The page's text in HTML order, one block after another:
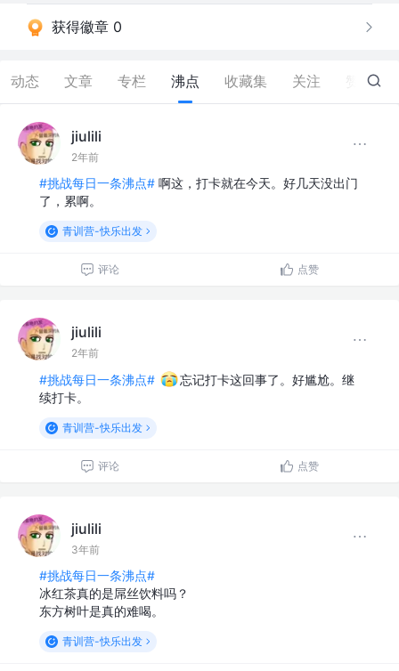
获得徽章 0
动态 文章 专栏 沸点 收藏集 关注 1
jiulili
2年前
#挑战每日一条沸点# 啊这，打卡就在今天。好几天没出门
了，累啊。
青训营-快乐出发
评论 点赞
jiulili
2年前
#挑战每日一条沸点#
忘记打卡这回事了。好尴尬。继
续打卡。
青训营-快乐出发
评论 点赞
jiulili
3年前
#挑战每日一条沸点#
冰红茶真的是屌丝饮料吗？
东方树叶是真的难喝。
青训营-快乐出发